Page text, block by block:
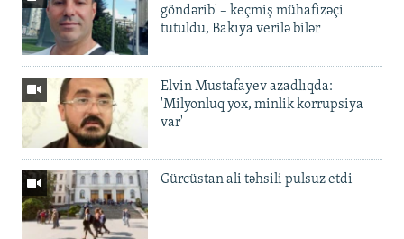
göndərib' – keçmiş mühafizəçi
tutuldu, Bakıya verilə bilər
Elvin Mustafayev azadlıqda:
'Milyonluq yox, minlik korrupsiya
var'
Gürcüstan ali təhsili pulsuz etdi